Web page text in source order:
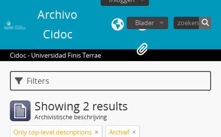
Archivo
Cidoc
Blader
Cidoc - Universidad Finis Terrae
Filters
Showing 2 results
Archivistische beschrijving
Only top-level descriptions Archief